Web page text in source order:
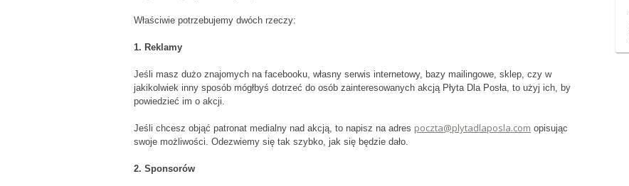
Właściwie potrzebujemy dwóch rzeczy:
1. Reklamy
Jeśli masz dużo znajomych na facebooku, własny serwis internetowy, bazy mailingowe, sklep, czy w
jakikolwiek inny sposób mógłbyś dotrzeć do osób zainteresowanych akcją Płyta Dla Posła, to użyj ich, by
powiedzieć im o akcji.
Jeśli chcesz objąć patronat medialny nad akcją, to napisz na adres poczta@plytadlaposla.com opisując
swoje możliwości. Odezwiemy się tak szybko, jak się będzie dało.
2. Sponsorów